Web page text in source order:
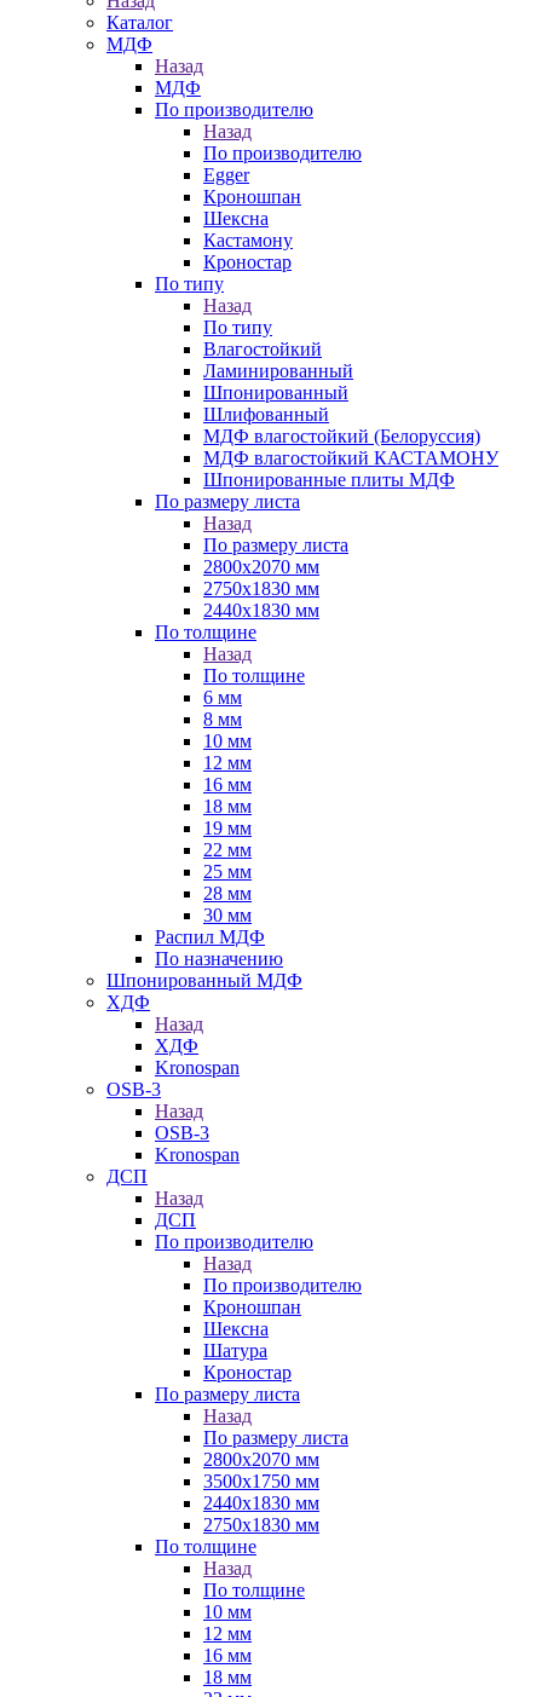
Каталог
МДФ
Назад
МДФ
По производителю
Назад
По производителю
Egger
Кроношпан
Шексна
Кастамону
Кроностар
По типу
Назад
По типу
Влагостойкий
Ламинированный
Шпонированный
Шлифованный
МДФ влагостойкий (Белоруссия)
МДФ влагостойкий КАСТАМОНУ
Шпонированные плиты МДФ
По размеру листа
Назад
По размеру листа
2800х2070 мм
2750х1830 мм
2440х1830 мм
По толщине
Назад
По толщине
6 мм
8 мм
10 мм
12 мм
16 мм
18 мм
19 мм
22 мм
25 мм
28 мм
30 мм
Распил МДФ
По назначению
Шпонированный МДФ
ХДФ
Назад
ХДФ
Kronospan
OSB-3
Назад
OSB-3
Kronospan
ДСП
Назад
ДСП
По производителю
Назад
По производителю
Кроношпан
Шексна
Шатура
Кроностар
По размеру листа
Назад
По размеру листа
2800х2070 мм
3500х1750 мм
2440х1830 мм
2750х1830 мм
По толщине
Назад
По толщине
10 мм
12 мм
16 мм
18 мм